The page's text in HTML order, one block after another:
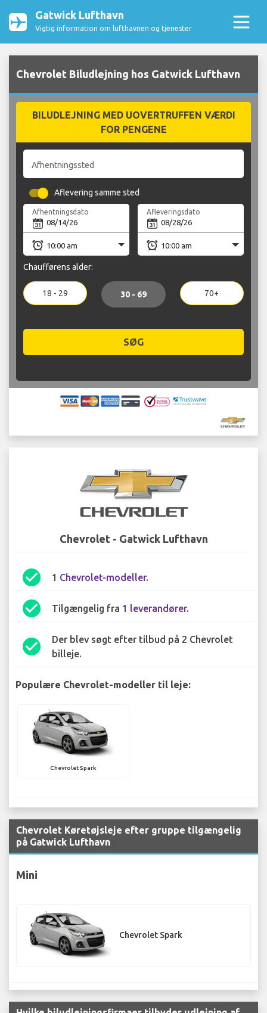
Gatwick Lufthavn
Vigtig information om lufthavnen og tjenester
Chevrolet Biludlejning hos Gatwick Lufthavn
BILUDLEJNING MED UOVERTRUFFEN VÆRDI
FOR PENGENE
Afhentningssted
Aflevering samme sted
Afhentningsdato Afleveringsdato
Chaufførens alder:
18 - 29 30 - 69 70+
SØG
Chevrolet - Gatwick Lufthavn
check_circle 1 Chevrolet-modeller.
check_circle Tilgængelig fra 1 leverandører.
check_circle
Der blev søgt efter tilbud på 2 Chevrolet
billeje.
Populære Chevrolet-modeller til leje:
Chevrolet Spark
Chevrolet Køretøjsleje efter gruppe tilgængelig
på Gatwick Lufthavn
Mini
Chevrolet Spark